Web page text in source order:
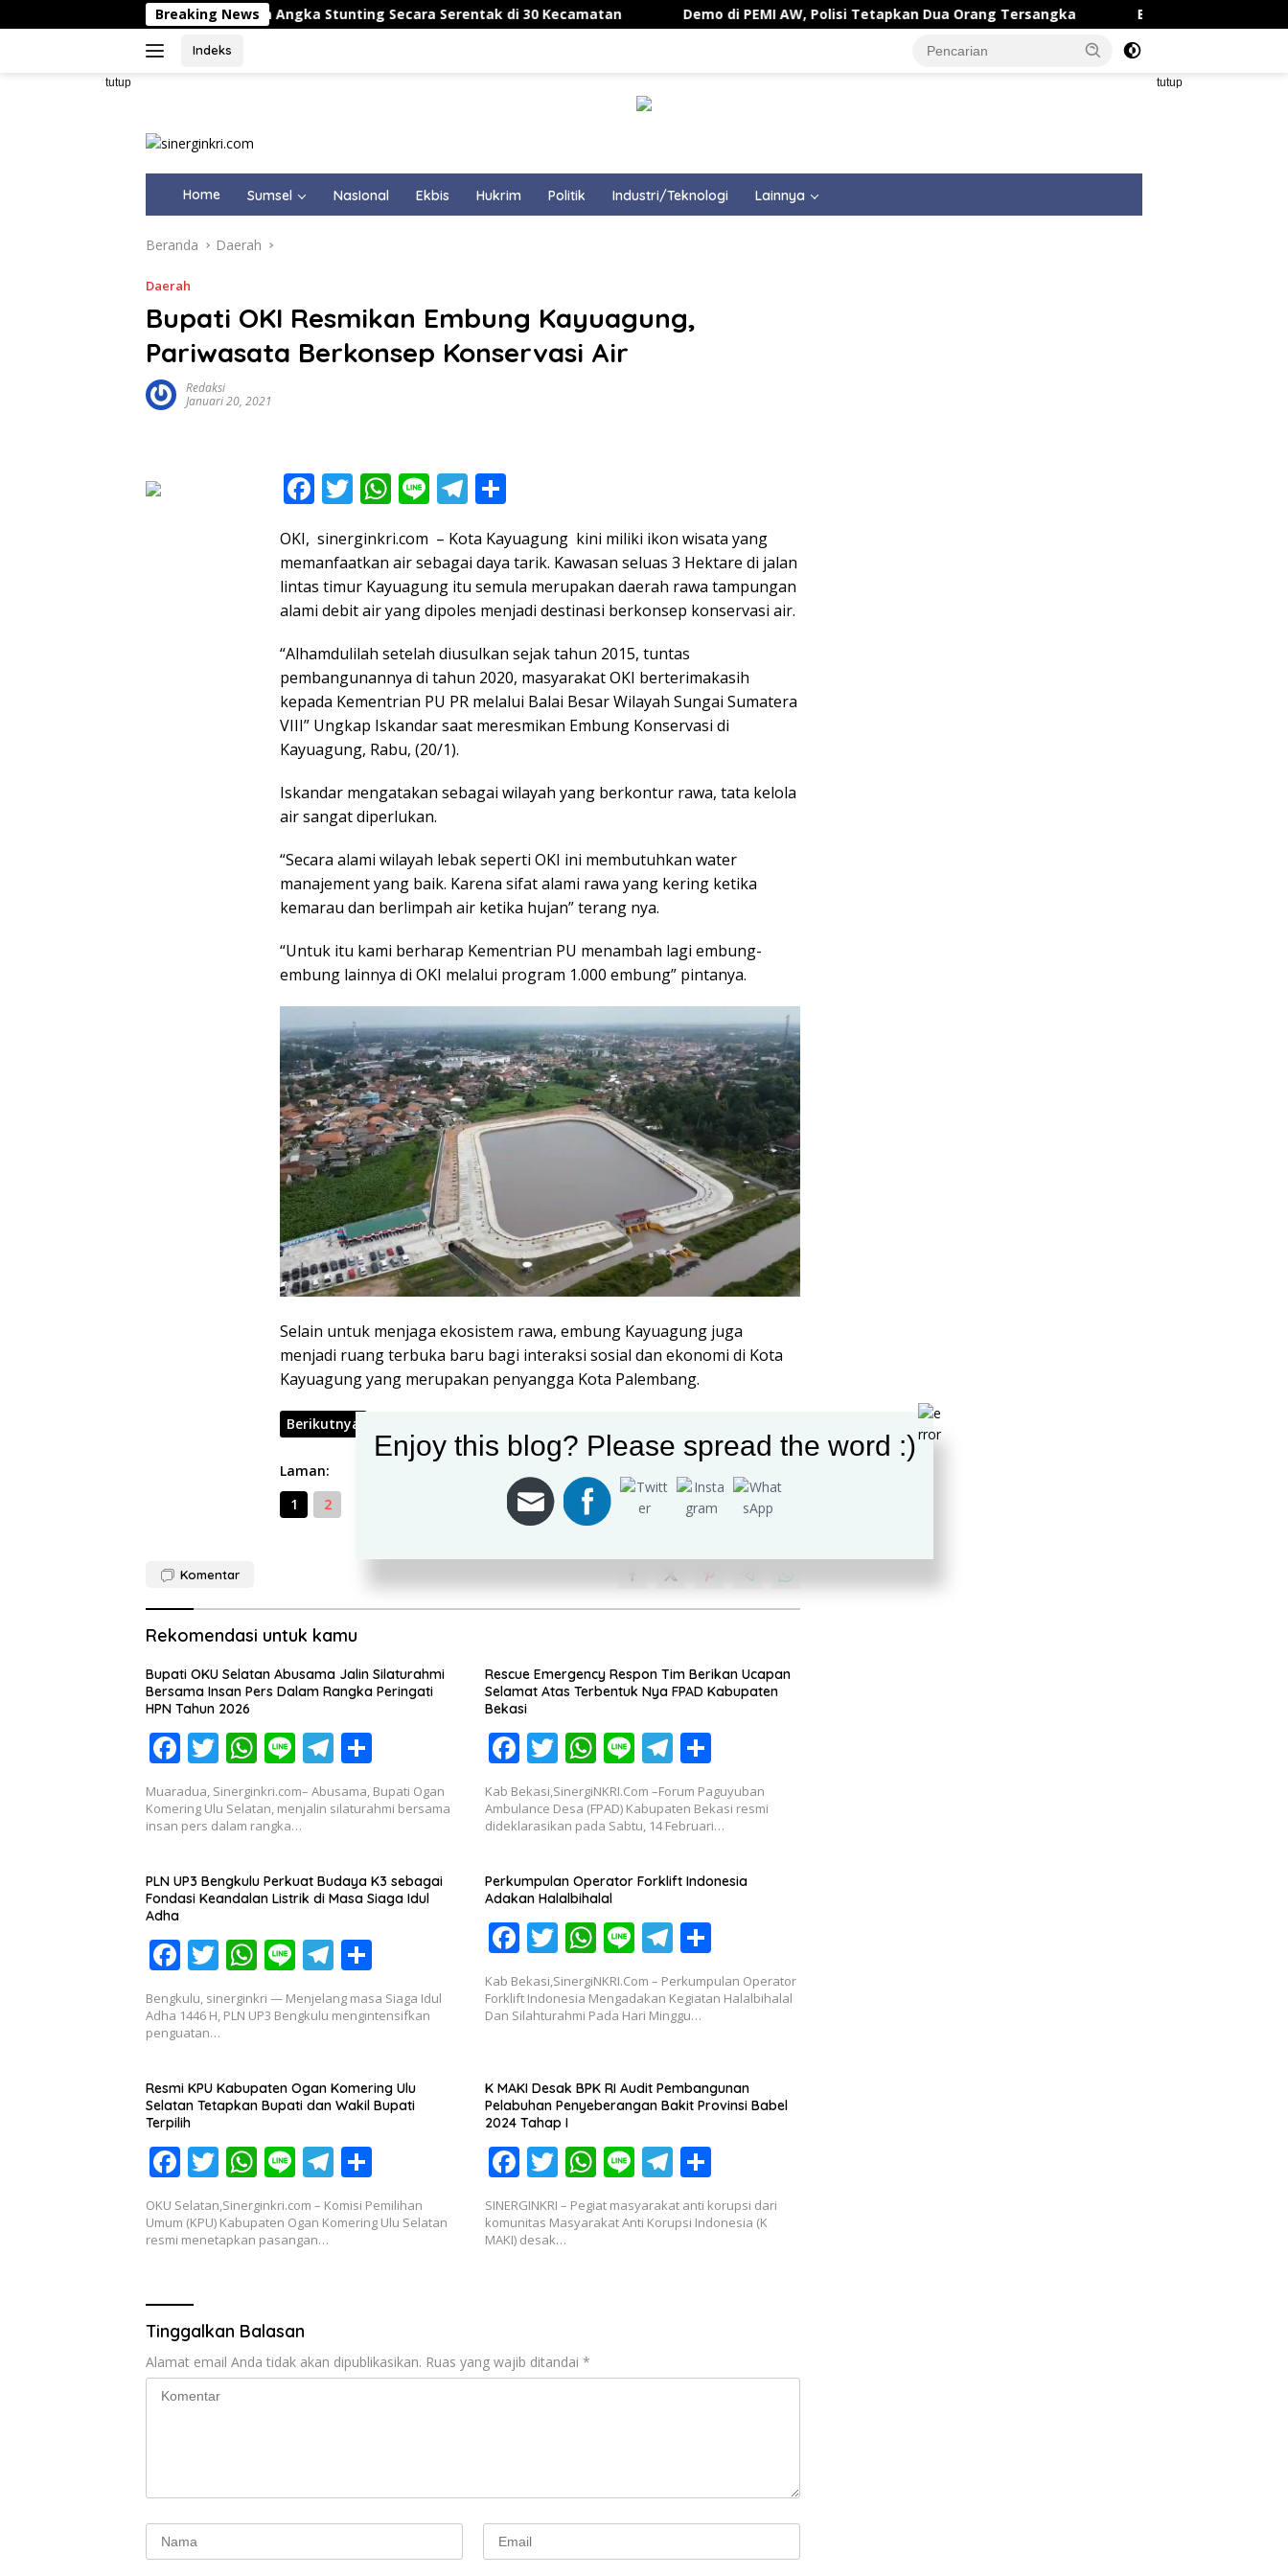
ke
Breaking News
Upaya Penurunan Angka Stunting Secara Serentak di 30 Kecamatan Demo di PEMI AW, Polisi Tetapkan Dua Orang Tersangka Bupati Karawang Pimpin
Indeks
tutup tutup
Home Sumsel NasIonal Ekbis Hukrim Politik Industri/Teknologi Lainnya
Beranda Daerah
Daerah
Bupati OKI Resmikan Embung Kayuagung,
Pariwasata Berkonsep Konservasi Air
Redaksi
Januari 20, 2021
F
e
b
o
o
k
T
itt
er
W
at
s
A
p
p
Li
e
T
e
gr
a
m
ar
e
OKI, sinerginkri.com – Kota Kayuagung kini miliki ikon wisata yang
memanfaatkan air sebagai daya tarik. Kawasan seluas 3 Hektare di jalan
lintas timur Kayuagung itu semula merupakan daerah rawa tampungan
alami debit air yang dipoles menjadi destinasi berkonsep konservasi air.
“Alhamdulilah setelah diusulkan sejak tahun 2015, tuntas
pembangunannya di tahun 2020, masyarakat OKI berterimakasih
kepada Kementrian PU PR melalui Balai Besar Wilayah Sungai Sumatera
VIII” Ungkap Iskandar saat meresmikan Embung Konservasi di
Kayuagung, Rabu, (20/1).
Iskandar mengatakan sebagai wilayah yang berkontur rawa, tata kelola
air sangat diperlukan.
“Secara alami wilayah lebak seperti OKI ini membutuhkan water
manajement yang baik. Karena sifat alami rawa yang kering ketika
kemarau dan berlimpah air ketika hujan” terang nya.
“Untuk itu kami berharap Kementrian PU menambah lagi embung-
embung lainnya di OKI melalui program 1.000 embung” pintanya.
Selain untuk menjaga ekosistem rawa, embung Kayuagung juga
menjadi ruang terbuka baru bagi interaksi sosial dan ekonomi di Kota
Kayuagung yang merupakan penyangga Kota Palembang.
Berikutnya
Laman:
1
2
Komentar
Rekomendasi untuk kamu
Bupati OKU Selatan Abusama Jalin Silaturahmi
Bersama Insan Pers Dalam Rangka Peringati
HPN Tahun 2026
F
ac
e
b
o
o
k
T
w
itt
er
W
h
at
s
A
p
p
Li
n
e
T
el
e
a
m
h
ar
Muaradua, Sinerginkri.com– Abusama, Bupati Ogan
Komering Ulu Selatan, menjalin silaturahmi bersama
insan pers dalam rangka…
Rescue Emergency Respon Tim Berikan Ucapan
Selamat Atas Terbentuk Nya FPAD Kabupaten
Bekasi
F
ac
e
b
o
o
k
T
w
itt
er
W
h
at
s
A
p
p
Li
n
e
T
el
e
gr
a
S
h
ar
e
Kab Bekasi,SinergiNKRI.Com –Forum Paguyuban
Ambulance Desa (FPAD) Kabupaten Bekasi resmi
dideklarasikan pada Sabtu, 14 Februari…
PLN UP3 Bengkulu Perkuat Budaya K3 sebagai
Fondasi Keandalan Listrik di Masa Siaga Idul
Adha
F
ac
e
b
o
o
k
T
w
itt
er
W
h
at
A
p
p
Li
n
e
T
el
e
a
m
h
ar
Bengkulu, sinerginkri — Menjelang masa Siaga Idul
Adha 1446 H, PLN UP3 Bengkulu mengintensifkan
penguatan…
Perkumpulan Operator Forklift Indonesia
Adakan Halalbihalal
F
ac
e
b
o
k
T
w
itt
er
W
h
at
s
p
p
Li
n
e
T
el
e
gr
m
S
h
ar
Kab Bekasi,SinergiNKRI.Com – Perkumpulan Operator
Forklift Indonesia Mengadakan Kegiatan Halalbihalal
Dan Silahturahmi Pada Hari Minggu…
Resmi KPU Kabupaten Ogan Komering Ulu
Selatan Tetapkan Bupati dan Wakil Bupati
Terpilih
F
ac
e
b
o
k
T
w
itt
er
W
h
at
s
p
p
Li
n
e
T
el
e
h
ar
OKU Selatan,Sinerginkri.com – Komisi Pemilihan
Umum (KPU) Kabupaten Ogan Komering Ulu Selatan
resmi menetapkan pasangan…
K MAKI Desak BPK RI Audit Pembangunan
Pelabuhan Penyeberangan Bakit Provinsi Babel
2024 Tahap I
F
ac
e
b
k
T
w
itt
er
W
h
at
Li
n
e
T
el
e
S
h
ar
SINERGINKRI – Pegiat masyarakat anti korupsi dari
komunitas Masyarakat Anti Korupsi Indonesia (K
MAKI) desak…
Tinggalkan Balasan
Alamat email Anda tidak akan dipublikasikan. Ruas yang wajib ditandai *
Enjoy this blog? Please spread the word :)